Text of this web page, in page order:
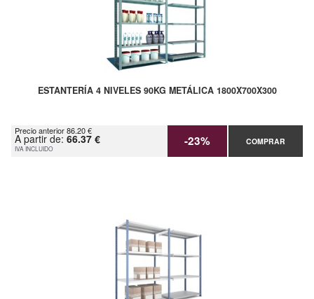
ESTANTERÍA 4 NIVELES 90KG METÁLICA 1800X700X300
Precio anterior 86.20 €
A partir de: 66.37 €
IVA INCLUIDO -23% COMPRAR